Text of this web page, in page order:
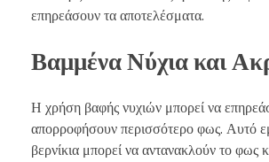
επηρεάσουν τα αποτελέσματα.
Βαμμένα Νύχια και
Η χρήση βαφής νυχιών μπορεί να
απορροφήσουν περισσότερο φως. Αυτό
βερνίκια μπορεί να αντανακλούν το φως